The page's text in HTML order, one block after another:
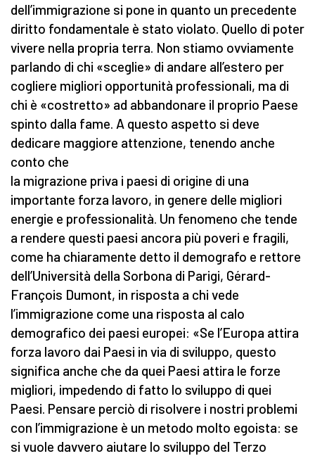
dell’immigrazione si pone in quanto un precedente
diritto fondamentale è stato violato. Quello di poter
vivere nella propria terra. Non stiamo ovviamente
parlando di chi «sceglie» di andare all’estero per
cogliere migliori opportunità professionali, ma di
chi è «costretto» ad abbandonare il proprio Paese
spinto dalla fame. A questo aspetto si deve
dedicare maggiore attenzione, tenendo anche
conto che
la migrazione priva i paesi di origine di una
importante forza lavoro, in genere delle migliori
energie e professionalità. Un fenomeno che tende
a rendere questi paesi ancora più poveri e fragili,
come ha chiaramente detto il demografo e rettore
dell’Università della Sorbona di Parigi, Gérard-
François Dumont, in risposta a chi vede
l’immigrazione come una risposta al calo
demografico dei paesi europei: «Se l’Europa attira
forza lavoro dai Paesi in via di sviluppo, questo
significa anche che da quei Paesi attira le forze
migliori, impedendo di fatto lo sviluppo di quei
Paesi. Pensare perciò di risolvere i nostri problemi
con l’immigrazione è un metodo molto egoista: se
si vuole davvero aiutare lo sviluppo del Terzo